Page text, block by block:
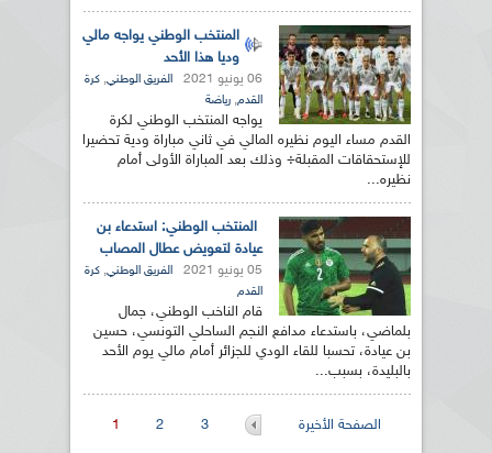
المنتخب الوطني يواجه مالي
وديا هذا الأحد
06 يونيو 2021 الفريق الوطني, كرة
القدم, رياضة
يواجه المنتخب الوطني لكرة
القدم مساء اليوم نظيره المالي في ثاني مباراة ودية تحضيرا
للإستحقاقات المقبلة÷ وذلك بعد المباراة الأولى أمام
نظيره...
المنتخب الوطني: استدعاء بن
عيادة لتعويض عطال المصاب
05 يونيو 2021 الفريق الوطني, كرة
القدم
قام الناخب الوطني، جمال
بلماضي، باستدعاء مدافع النجم الساحلي التونسي، حسين
بن عيادة، تحسبا للقاء الودي للجزائر أمام مالي يوم الأحد
بالبليدة، بسبب...
الصفحات 1 2 3 الصفحة الأخيرة